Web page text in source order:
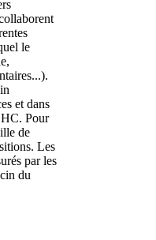
le
et dans
Pour
de
Les
par les
du